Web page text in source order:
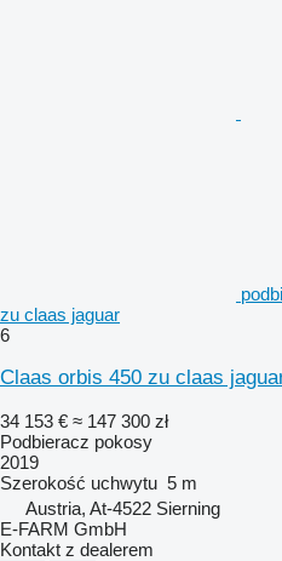
zu claas jaguar
6
Claas orbis 450 zu claas
34 153 € ≈ 147 300 zł
Podbieracz pokosy
2019
Szerokość uchwytu 5 m
Austria, At-4522 Sierning
E-FARM GmbH
Kontakt z dealerem